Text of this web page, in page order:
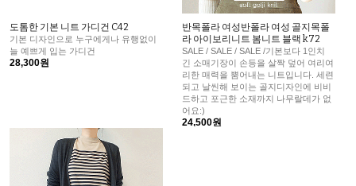
도톰한 기본 니트 가디건 C42
기본 디자인으로 누구에게나 유행없이
늘 예쁘게 입는 가디건
28,300원
반목폴라 여성반폴라 여성 골지목폴
라 아이보리니트 봄니트 블랙 k72
SALE / SALE / SALE /기본보다 1인치
긴 소매기장이 손등을 살짝 덮어 여리여
리한 매력을 뿜어내는 니트입니다. 세련
되고 날씬해 보이는 골지디자인에 비비
드하고 포근한 소재까지 나무랄데가 없
어요:)
24,500원